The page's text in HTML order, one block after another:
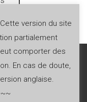
version du site
partialement
comporter des
En cas de doute,
anglaise.